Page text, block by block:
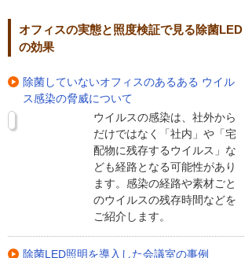
オフィスの実態と照度検証で見る除菌LED
の効果
除菌していないオフィスのあるある ウイル
ス感染の脅威について
ウイルスの感染は、社外から
だけではなく「社内」や「宅
配物に残存するウイルス」な
ども経路となる可能性があり
ます。感染の経路や素材ごと
のウイルスの残存時間などを
ご紹介します。
除菌LED照明を導入した会議室の事例